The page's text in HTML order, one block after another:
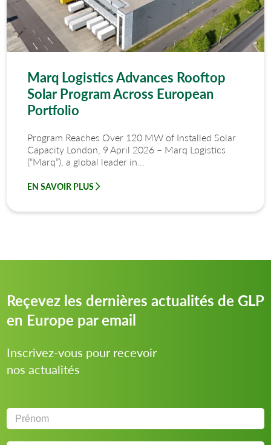
Marq Logistics Advances Rooftop
Solar Program Across European
Portfolio
Program Reaches Over 120 MW of Installed Solar
Capacity London, 9 April 2026 – Marq Logistics
(“Marq”), a global leader in...
EN SAVOIR PLUS
Reçevez les dernières actualités de GLP
en Europe par email
Inscrivez-vous pour recevoir
nos actualités